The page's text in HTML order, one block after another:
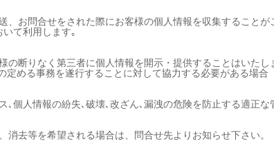
お問合せをされた際にお客様の個人情報を収集することが
て利用します｡
断りなく第三者に個人情報を開示・提供することはいたし
める事務を遂行することに対して協力する必要がある場合
個人情報の紛失､破壊､改ざん､漏洩の危険を防止する適正な
去等を希望される場合は、問合せ先よりお知らせ下さい。